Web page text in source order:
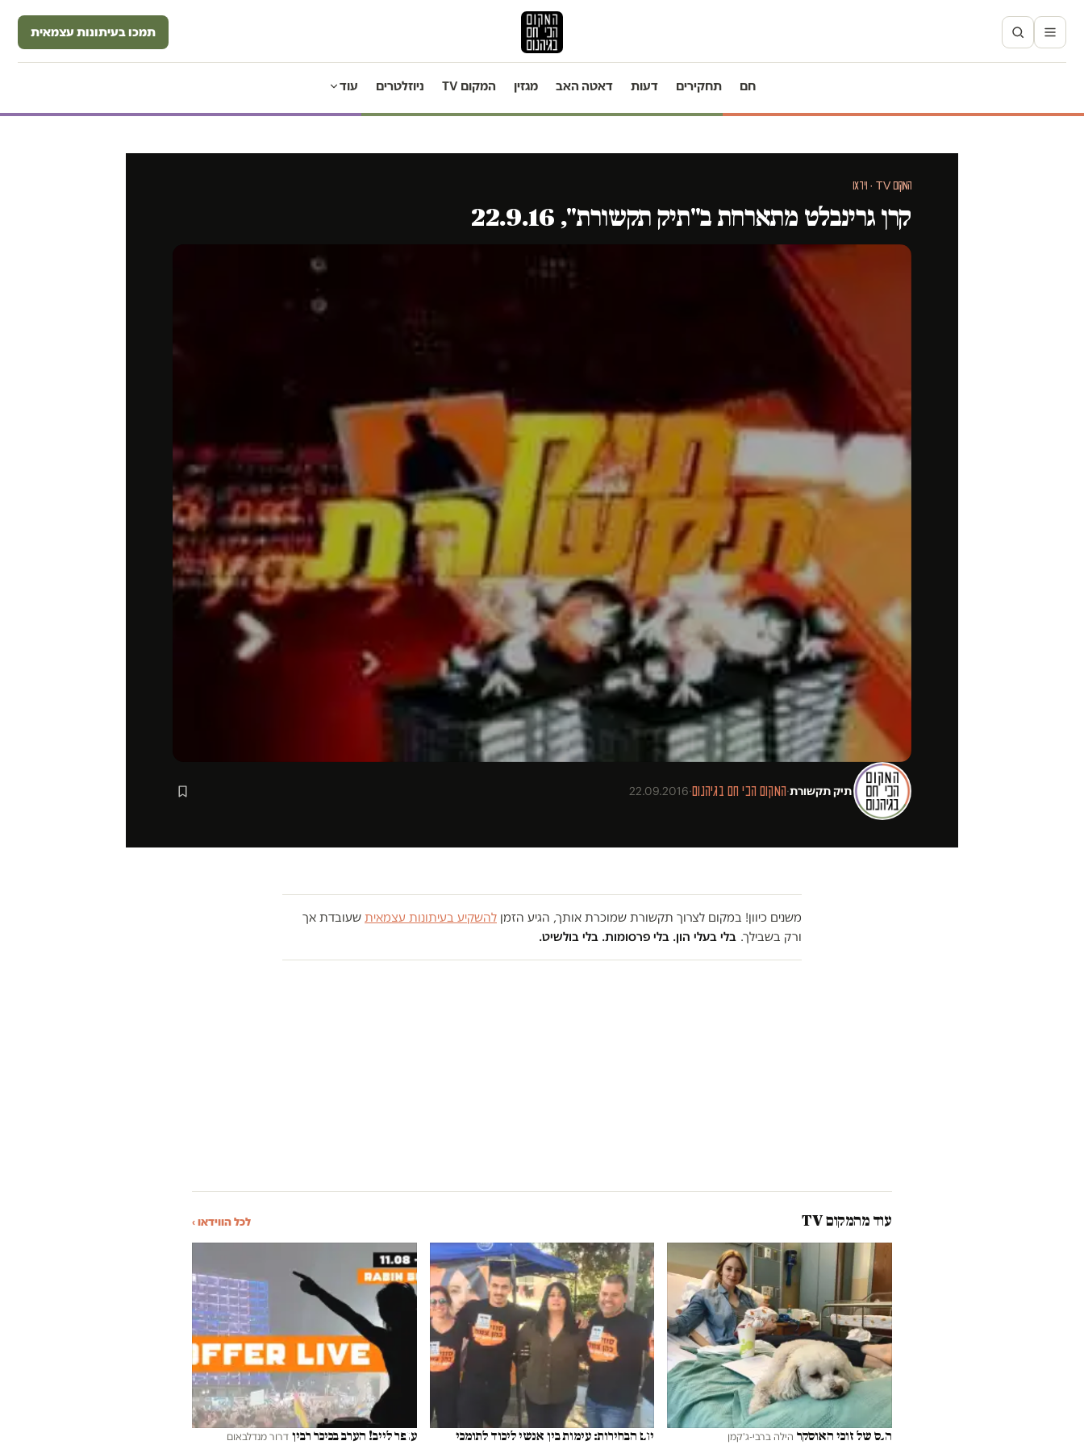
תמכו בעיתונות עצמאית
חם תחקירים דעות דאטה האב מגזין המקום TV ניוזלטרים עוד
המקום TV · וידאו
קרן גרינבלט מתארחת ב"תיק תקשורת", 22.9.16
תיק תקשורת·המקום הכי חם בגיהנום·
22.09.2016
משנים כיוון! במקום לצרוך תקשורת שמוכרת אותך, הגיע הזמן להשקיע בעיתונות עצמאית שעובדת אך
ורק בשבילך. בלי בעלי הון. בלי פרסומות. בלי בולשיט.
עוד מהמקום TV לכל הווידאו ›
הנס של זוכי האוסקר הילה ברבי-ג'קמן יום הבחירות: עימות בין אנשי ליכוד לתומכי עופר לייב! הערב בכיכר רבין דרור מנדלבאום